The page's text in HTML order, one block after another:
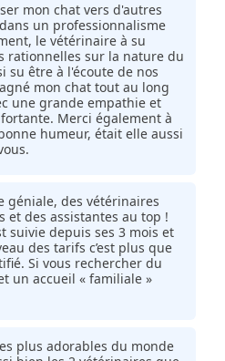
mon chat vers d'autres
un professionnalisme
le vétérinaire à su
rationnelles sur la nature du
su être à l'écoute de nos
mon chat tout au long
une grande empathie et
Merci également à
humeur, était elle aussi
géniale, des vétérinaires
et des assistantes au top !
suivie depuis ses 3 mois et
des tarifs c’est plus que
Si vous rechercher du
un accueil « familiale »
plus adorables du monde